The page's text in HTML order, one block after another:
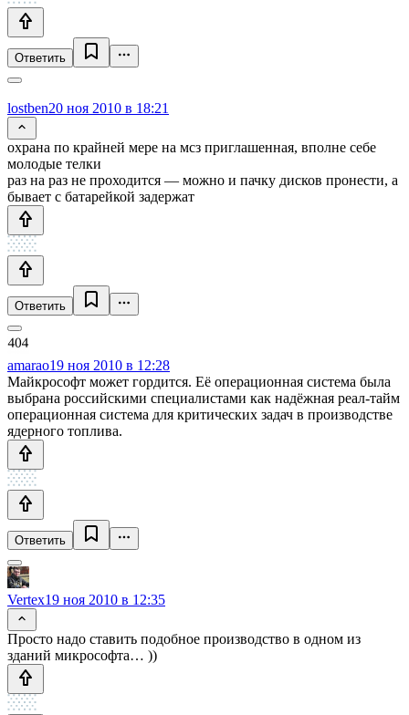
Ответить
lostben20 ноя 2010 в 18:21
охрана по крайней мере на мсз приглашенная, вполне себе
молодые телки
раз на раз не проходится — можно и пачку дисков пронести, а
бывает с батарейкой задержат
Ответить
amarao19 ноя 2010 в 12:28
Майкрософт может гордится. Её операционная система была
выбрана российскими специалистами как надёжная реал-тайм
операционная система для критических задач в производстве
ядерного топлива.
Ответить
Vertex19 ноя 2010 в 12:35
Просто надо ставить подобное производство в одном из
зданий микрософта… ))